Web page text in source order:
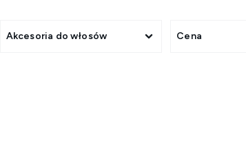
Akcesoria do włosów Cena